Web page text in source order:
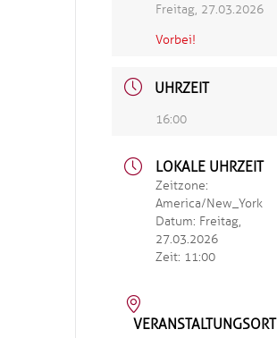
Freitag, 27.03.2026
Vorbei!
UHRZEIT
16:00
LOKALE UHRZEIT
Zeitzone:
America/New_York
Datum: Freitag,
27.03.2026
Zeit: 11:00
VERANSTALTUNGSORT